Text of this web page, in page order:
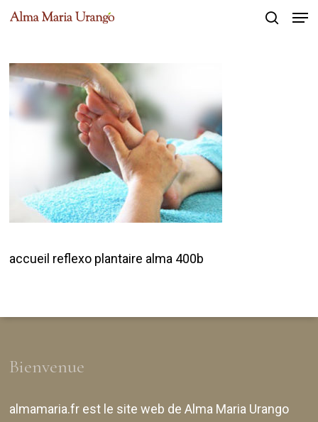
Skip
content
accueil reflexo plantaire alma 400b
Bienvenue
almamaria.fr est le site web deAlma Maria Urango